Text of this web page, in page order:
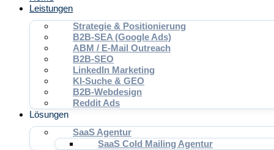
Leistungen
Strategie & Positionierung
B2B-SEA (Google Ads)
ABM / E-Mail Outreach
B2B-SEO
LinkedIn Marketing
KI-Suche & GEO
B2B-Webdesign
Reddit Ads
Lösungen
SaaS Agentur
SaaS Cold Mailing Agentur